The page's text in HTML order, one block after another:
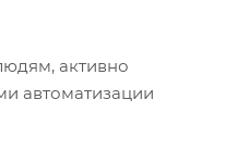
активно
автоматизации